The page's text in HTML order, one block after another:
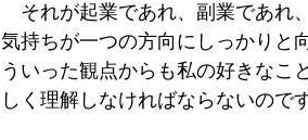
それが起業であれ、副業であれ
気持ちが一つの方向にしっかりと
ういった観点からも私の好きなこ
しく理解しなければならないのです